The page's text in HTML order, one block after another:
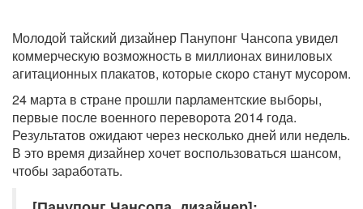
Молодой тайский дизайнер Панупонг Чансопа увидел
коммерческую возможность в миллионах виниловых
агитационных плакатов, которые скоро станут мусором.
24 марта в стране прошли парламентские выборы,
первые после военного переворота 2014 года.
Результатов ожидают через несколько дней или недель.
В это время дизайнер хочет воспользоваться шансом,
чтобы заработать.